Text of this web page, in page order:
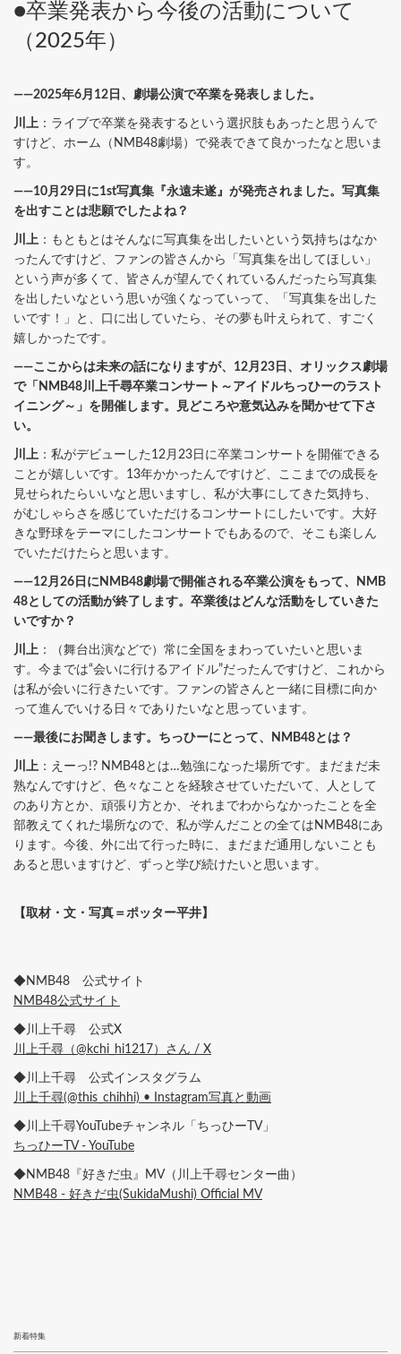
●卒業発表から今後の活動について
（2025年）
――2025年6月12日、劇場公演で卒業を発表しました。
川上 ：ライブで卒業を発表するという選択肢もあったと思うんで
すけど、ホーム（NMB48劇場）で発表できて良かったなと思いま
す。
――10月29日に1st写真集『永遠未遂』が発売されました。写真集
を出すことは悲願でしたよね？
川上 ：もともとはそんなに写真集を出したいという気持ちはなか
ったんですけど、ファンの皆さんから「写真集を出してほしい」
という声が多くて、皆さんが望んでくれているんだったら写真集
を出したいなという思いが強くなっていって、「写真集を出した
いです！」と、口に出していたら、その夢も叶えられて、すごく
嬉しかったです。
――ここからは未来の話になりますが、12月23日、オリックス劇場
で「NMB48川上千尋卒業コンサート～アイドルちっひーのラスト
イニング～」を開催します。見どころや意気込みを聞かせて下さ
い。
川上 ：私がデビューした12月23日に卒業コンサートを開催できる
ことが嬉しいです。13年かかったんですけど、ここまでの成長を
見せられたらいいなと思いますし、私が大事にしてきた気持ち、
がむしゃらさを感じていただけるコンサートにしたいです。大好
きな野球をテーマにしたコンサートでもあるので、そこも楽しん
でいただけたらと思います。
――12月26日にNMB48劇場で開催される卒業公演をもって、NMB
48としての活動が終了します。卒業後はどんな活動をしていきた
いですか？
川上 ：（舞台出演などで）常に全国をまわっていたいと思いま
す。今までは“会いに行けるアイドル”だったんですけど、これから
は私が会いに行きたいです。ファンの皆さんと一緒に目標に向か
って進んでいける日々でありたいなと思っています。
――最後にお聞きします。ちっひーにとって、NMB48とは？
川上 ：えーっ!? NMB48とは…勉強になった場所です。まだまだ未
熟なんですけど、色々なことを経験させていただいて、人として
のあり方とか、頑張り方とか、それまでわからなかったことを全
部教えてくれた場所なので、私が学んだことの全てはNMB48にあ
ります。今後、外に出て行った時に、まだまだ通用しないことも
あると思いますけど、ずっと学び続けたいと思います。
【取材・文・写真＝ポッター平井】
◆NMB48 公式サイト
NMB48公式サイト
◆川上千尋 公式X
川上千尋（@kchi_hi1217）さん / X
◆川上千尋 公式インスタグラム
川上千尋(@this_chihhi) • Instagram写真と動画
◆川上千尋YouTubeチャンネル「ちっひーTV」
ちっひーTV - YouTube
◆NMB48『好きだ虫』MV（川上千尋センター曲）
NMB48 - 好きだ虫(SukidaMushi) Official MV
新着特集